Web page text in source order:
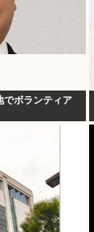
でボランティア